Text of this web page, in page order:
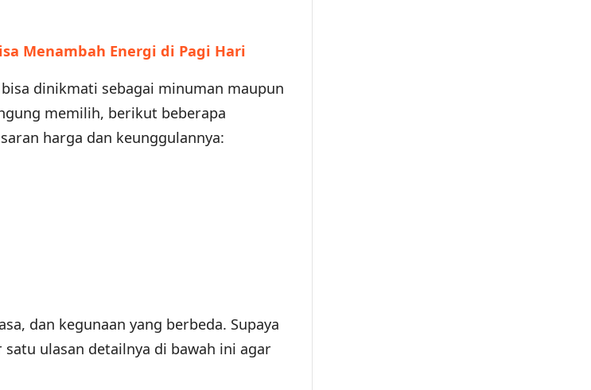
Menambah Energi di Pagi Hari
dinikmati sebagai minuman maupun
memilih, berikut beberapa
harga dan keunggulannya:
dan kegunaan yang berbeda. Supaya
ulasan detailnya di bawah ini agar